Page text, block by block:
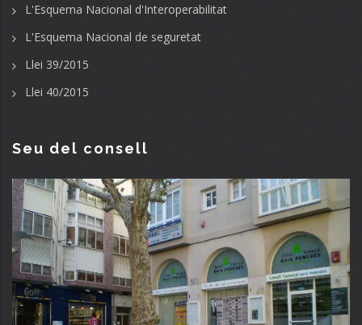
L'Esquema Nacional d'Interoperabilitat
L'Esquema Nacional de seguretat
Llei 39/2015
Llei 40/2015
Seu del consell